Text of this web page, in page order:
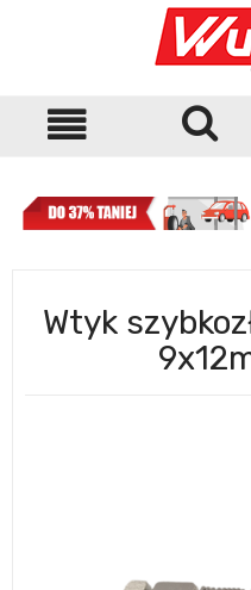
Wtyk